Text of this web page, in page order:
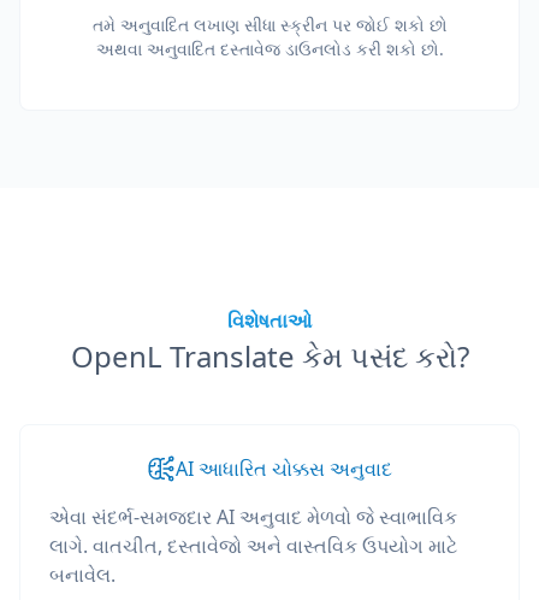
તમે અનુવાદિત લખાણ સીધા સ્ક્રીન પર જોઈ શકો છો
અથવા અનુવાદિત દસ્તાવેજ ડાઉનલોડ કરી શકો છો.
વિશેષતાઓ
OpenL Translate કેમ પસંદ કરો?
AI આધારિત ચોક્કસ અનુવાદ
એવા સંદર્ભ-સમજદાર AI અનુવાદ મેળવો જે સ્વાભાવિક
લાગે. વાતચીત, દસ્તાવેજો અને વાસ્તવિક ઉપયોગ માટે
બનાવેલ.